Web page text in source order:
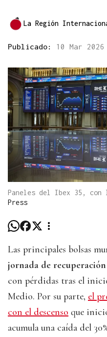
La Región
Publicado: 10 Mar
Paneles del Ibex 35,
Press
Las principales bolsas
jornada de recuperación
con pérdidas tras el
Medio. Por su parte, el
con el descenso que
acumula una caída del